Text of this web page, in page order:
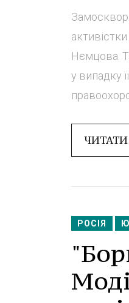
Нємцова.
у випадку
ЧИТАТИ
РОСІЯ